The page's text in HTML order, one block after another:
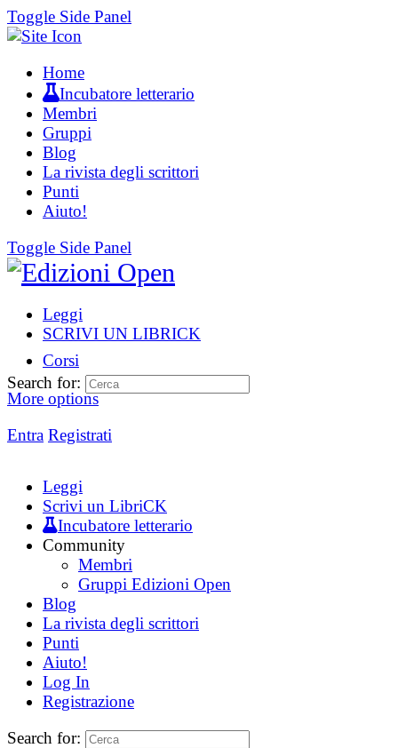
Toggle Side Panel
Home
Incubatore letterario
Membri
Gruppi
Blog
La rivista degli scrittori
Punti
Aiuto!
Toggle Side Panel
Leggi
SCRIVI UN LIBRICK
Corsi
More options
Entra Registrati
Search for:
Leggi
Scrivi un LibriCK
Incubatore letterario
Community
Membri
Gruppi Edizioni Open
Blog
La rivista degli scrittori
Punti
Aiuto!
Log In
Registrazione
Search for: